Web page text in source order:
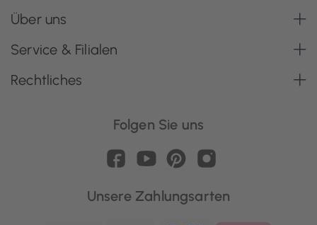
Über uns
Service & Filialen
Rechtliches
Folgen Sie uns
Unsere Zahlungsarten